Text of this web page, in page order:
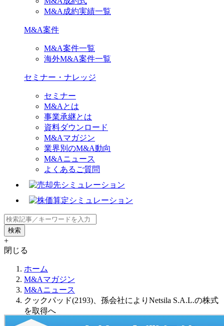
M&A成約実績一覧
M&A案件
M&A案件一覧
海外M&A案件一覧
セミナー・ナレッジ
セミナー
M&Aとは
事業承継とは
資料ダウンロード
M&Aマガジン
業界別のM&A動向
M&Aニュース
よくあるご質問
+
閉じる
ホーム
M&Aマガジン
M&Aニュース
クックパッド(2193)、孫会社によりNetsila S.A.L.の株式
を取得へ